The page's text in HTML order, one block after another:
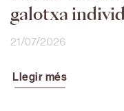
galotxa
21/07/2026
Llegir més